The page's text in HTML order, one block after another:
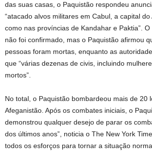
das suas casas, o Paquistão respondeu
“atacado alvos militares em Cabul, a capital
como nas províncias de Kandahar e Paktia”.
não foi confirmado, mas o Paquistão afirmou
pessoas foram mortas, enquanto as
que “várias dezenas de civis, incluindo
mortos”.
No total, o Paquistão bombardeou mais de 20
Afeganistão. Após os combates iniciais, o
demonstrou qualquer desejo de parar os
dos últimos anos”, noticia o The New York
todos os esforços para tornar a situação